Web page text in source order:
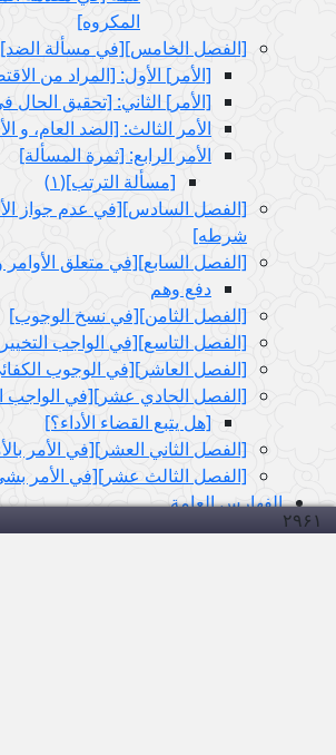
المكروه‏]
[الفصل الخامس‏][في مسألة الضد]
[الأمر] الأول: [المراد من
[الأمر] الثاني: [تحقيق الحال
الأمر الثالث: [الضد العام، و
الأمر الرابع: [ثمرة المسألة]
[مسألة الترتب‏](١)
[الفصل السادس‏][في عدم جواز
شرطه‏]
[الفصل السابع‏][في متعلق الأوامر
دفع وهم
[الفصل الثامن‏][في نسخ الوجوب‏]
[الفصل التاسع‏][في الواجب
[الفصل العاشر][في الوجوب
[الفصل الحادي عشر][في الواجب
[هل يتبع القضاء الأداء؟]
[الفصل الثاني العشر][في الأمر
[الفصل الثالث عشر][في الأمر
الفهارس العامة
۲۹۶۱